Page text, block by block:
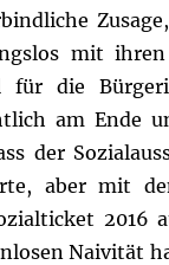
mit
für die
am Ende
der
aber mit
Naivität